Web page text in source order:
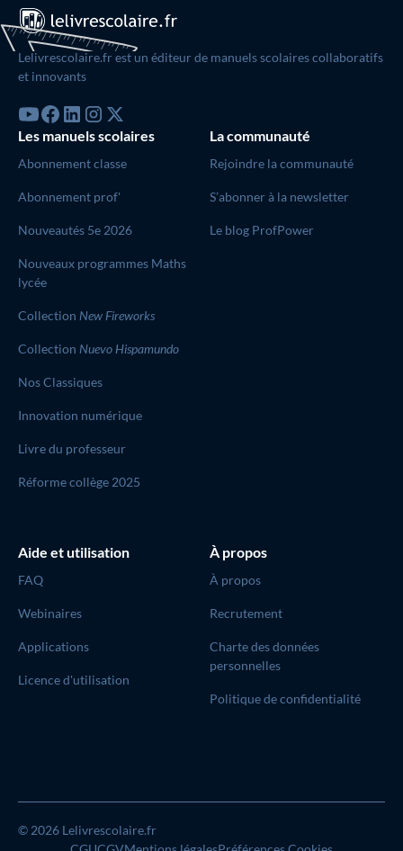
Lelivrescolaire.fr est un éditeur de manuels scolaires collaboratifs
et innovants
Les manuels scolaires
Abonnement classe
Abonnement prof'
Nouveautés 5e 2026
Nouveaux programmes Maths
lycée
Collection New Fireworks
Collection Nuevo Hispamundo
Nos Classiques
Innovation numérique
Livre du professeur
Réforme collège 2025
La communauté
Rejoindre la communauté
S’abonner à la newsletter
Le blog ProfPower
Aide et utilisation
FAQ
Webinaires
Applications
Licence d'utilisation
À propos
À propos
Recrutement
Charte des données
personnelles
Politique de confidentialité
© 2026 Lelivrescolaire.fr